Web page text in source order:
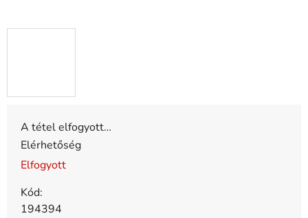
A tétel elfogyott…
Elérhetőség
Elfogyott
Kód:
194394